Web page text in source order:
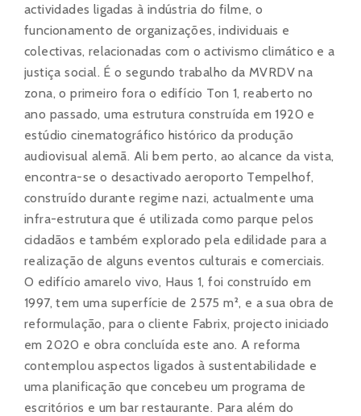
actividades ligadas à indústria do filme, o
funcionamento de organizações, individuais e
colectivas, relacionadas com o activismo climático e a
justiça social. É o segundo trabalho da MVRDV na
zona, o primeiro fora o edifício Ton 1, reaberto no
ano passado, uma estrutura construída em 1920 e
estúdio cinematográfico histórico da produção
audiovisual alemã. Ali bem perto, ao alcance da vista,
encontra-se o desactivado aeroporto Tempelhof,
construído durante regime nazi, actualmente uma
infra-estrutura que é utilizada como parque pelos
cidadãos e também explorado pela edilidade para a
realização de alguns eventos culturais e comerciais.
O edifício amarelo vivo, Haus 1, foi construído em
1997, tem uma superfície de 2575 m², e a sua obra de
reformulação, para o cliente Fabrix, projecto iniciado
em 2020 e obra concluída este ano. A reforma
contemplou aspectos ligados à sustentabilidade e
uma planificação que concebeu um programa de
escritórios e um bar restaurante. Para além do